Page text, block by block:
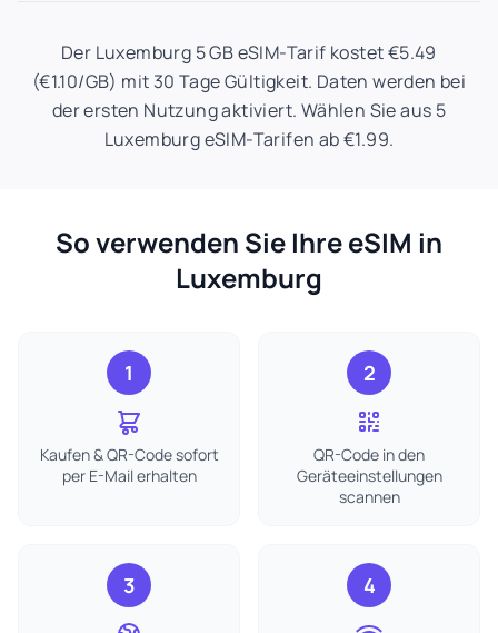
Der Luxemburg 5 GB eSIM-Tarif kostet €5.49
(€1.10/GB) mit 30 Tage Gültigkeit. Daten werden bei
der ersten Nutzung aktiviert. Wählen Sie aus 5
Luxemburg eSIM-Tarifen ab €1.99.
So verwenden Sie Ihre eSIM in
Luxemburg
1
Kaufen & QR-Code sofort
per E-Mail erhalten
2
QR-Code in den
Geräteeinstellungen
scannen
3 4